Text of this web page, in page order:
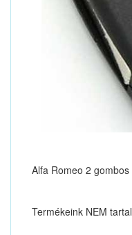
Alfa Romeo 2
Termékeink NEM